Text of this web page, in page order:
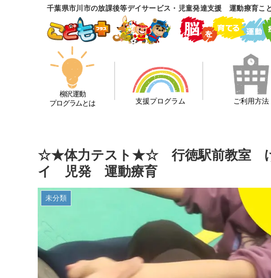
千葉県市川市の放課後等デイサービス・児童発達支援 運動療育こ
柳沢運動
プログラムとは
支援プログラム ご利用方法
☆★体力テスト★☆ 行徳駅前教室
イ 児発 運動療育
未分類